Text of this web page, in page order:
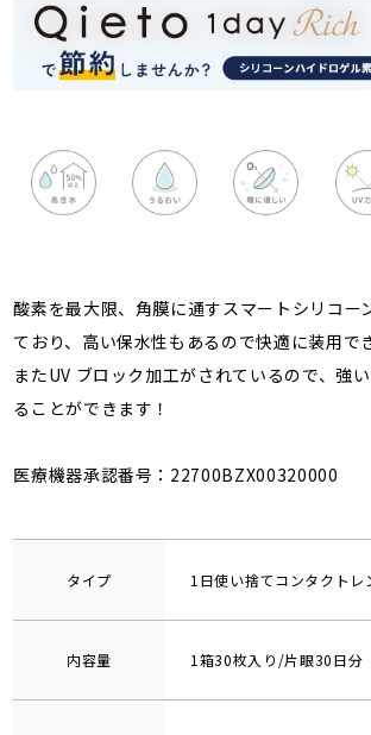
酸素を最大限、角膜に通すスマートシリコー
ており、高い保水性もあるので快適に装用で
またUV ブロック加工がされているので、強
ることができます！
医療機器承認番号：22700BZX00320000
タイプ 1日使い捨てコンタクトレ
内容量 1箱30枚入り/片眼30日分